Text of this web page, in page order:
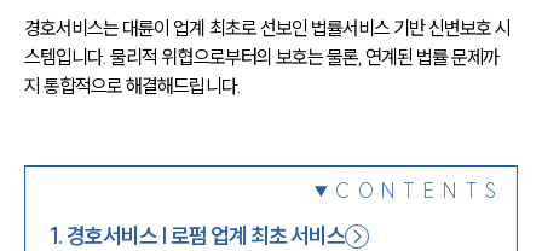
경호서비스는 대륜이 업계 최초로 선보인 법률서비스 기반 신변보호 시
스템입니다. 물리적 위협으로부터의 보호는 물론, 연계된 법률 문제까
지 통합적으로 해결해드립니다.
CONTENTS
1. 경호서비스 | 로펌 업계 최초 서비스